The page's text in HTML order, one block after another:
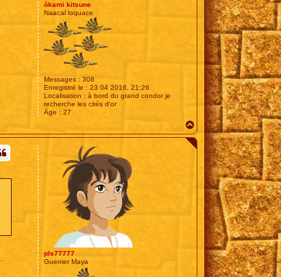
ôkami kitsune
Naacal loquace
Messages : 308
Enregistré le : 23 04 2016, 21:26
Localisation : à bord du grand condor je
recherche les cités d'or
Âge : 27
a
u
pls77777
Guerrier Maya